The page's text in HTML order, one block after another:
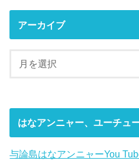
アーカイブ
はなアンニャー、ユーチュ
与論島はなアンニャーYou